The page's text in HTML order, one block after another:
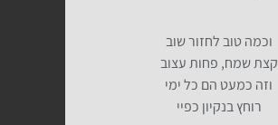
וכמה טוב לחזור שוב
קצת שמח, פחות עצוב
וזה כמעט הם כל ימי
רוחץ בנקיון כפיי